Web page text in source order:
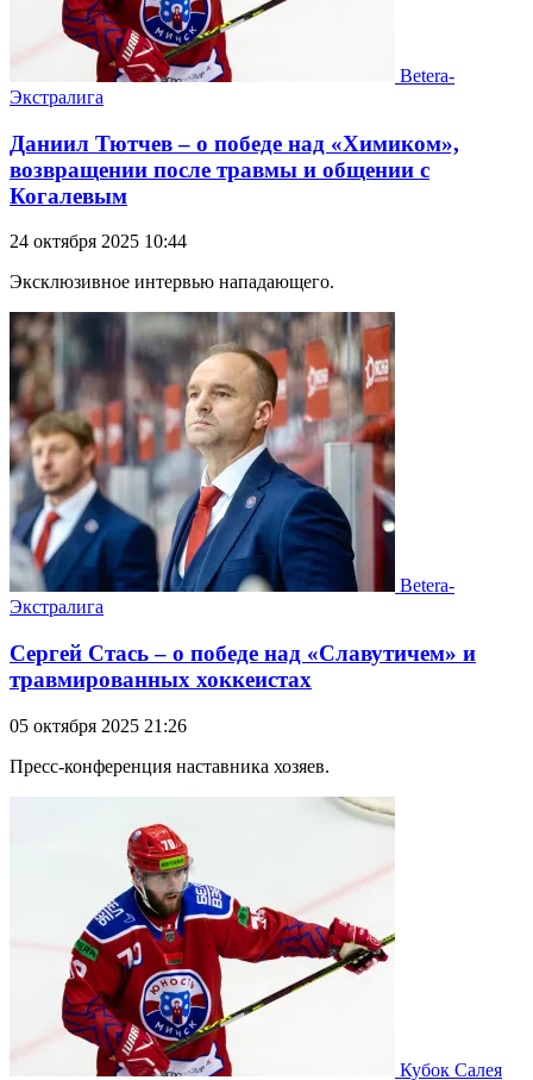
Betera-
Экстралига
Даниил Тютчев – о победе над «Химиком»,
возвращении после травмы и общении с
Когалевым
24 октября 2025 10:44
Эксклюзивное интервью нападающего.
Betera-
Экстралига
Сергей Стась – о победе над «Славутичем» и
травмированных хоккеистах
05 октября 2025 21:26
Пресс-конференция наставника хозяев.
Кубок Салея